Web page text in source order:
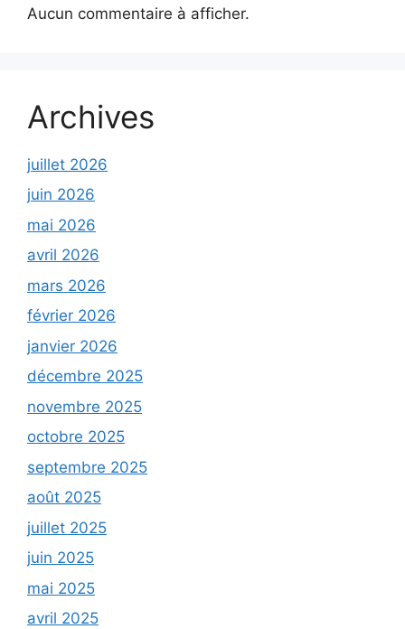
Aucun commentaire à afficher.
Archives
juillet 2026
juin 2026
mai 2026
avril 2026
mars 2026
février 2026
janvier 2026
décembre 2025
novembre 2025
octobre 2025
septembre 2025
août 2025
juillet 2025
juin 2025
mai 2025
avril 2025